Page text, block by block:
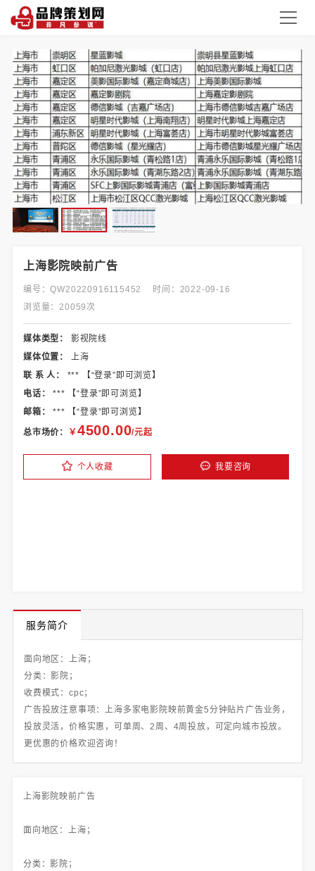
上海影院映前广告
编号：QW20220916115452
时间：2022-09-16
浏览量：20059次
媒体类型： 影视院线
媒体位置： 上海
联 系 人： *** 【“登录”即可浏览】
电话：*** 【“登录”即可浏览】
邮箱：*** 【“登录”即可浏览】
总市场价： ￥ 4500.00/元起
个人收藏 我要咨询
服务简介
面向地区：上海；
分类：影院；
收费模式：cpc；
广告投放注意事项：上海多家电影院映前黄金5分钟贴片广告业务，
投放灵活，价格实惠，可单周、2周、4周投放，可定向城市投放。
更优惠的价格欢迎咨询！
上海影院映前广告
面向地区：上海；
分类：影院；